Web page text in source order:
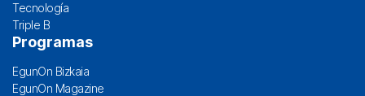
Tecnología
Triple B
Programas
EgunOn Bizkaia
EgunOn Magazine